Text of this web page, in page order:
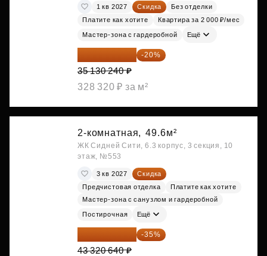
1 кв 2027 Скидка
Без отделки
Платите как хотите
Квартира за 2 000 ₽/мес
Мастер-зона с гардеробной Ещё
28 104 192 ₽ -20%
35 130 240 ₽
328 320 ₽ за м²
2-комнатная, 49.6м²
ЖК Сидней Сити, 6.3 корпус, 3 секция, 10
этаж, №553
3 кв 2027
Скидка
Предчистовая отделка
Платите как хотите
Мастер-зона с санузлом и гардеробной
Постирочная Ещё
28 158 416 ₽ -35%
43 320 640 ₽